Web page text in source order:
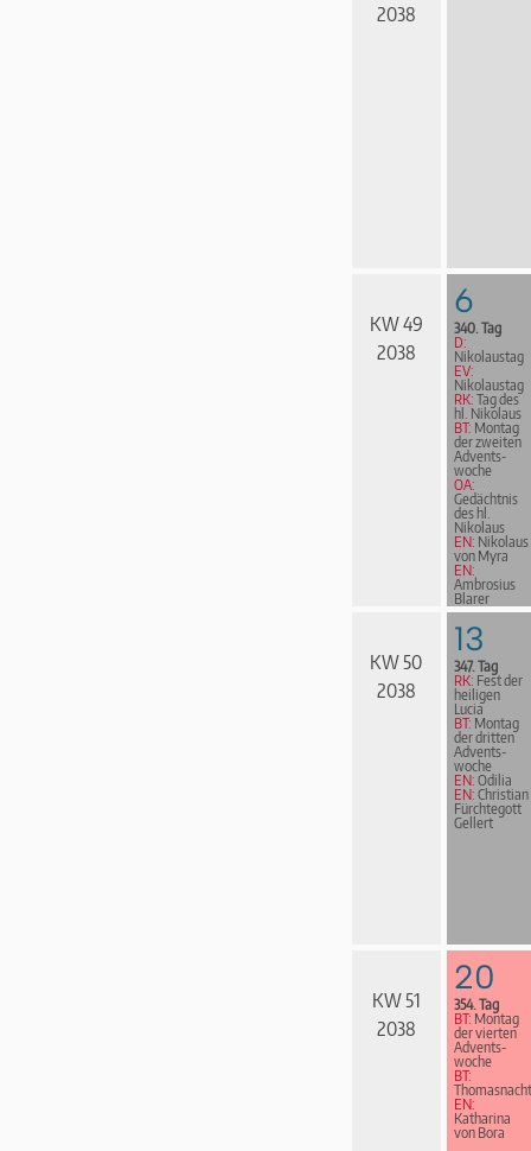
2038
KW 49
2038
6
340. Tag
D:
Nikolaustag
EV:
Nikolaustag
RK: Tag des
hl. Nikolaus
BT: Montag
der zweiten
Advents­
woche
OA:
Gedächtnis
des hl.
Nikolaus
EN: Nikolaus
von Myra
EN:
Ambrosius
Blarer
EN:Anton
Praetorius
KW 50
2038
13
347. Tag
RK: Fest der
heiligen
Lucia
BT: Montag
der dritten
Advents­
woche
EN: Odilia
EN: Christian
Fürchtegott
Gellert
KW 51
2038
20
354. Tag
BT: Montag
der vierten
Advents­
woche
BT:
Thomasnacht
EN:
Katharina
von Bora